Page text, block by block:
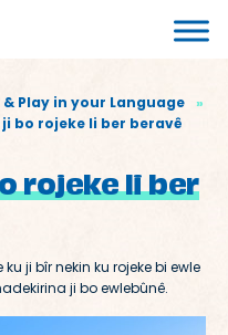
& Play in your Language »
bo rojeke li ber beravê
rojeke li ber
ji bîr nekin ku rojeke bi ewle
ji bo ewlebûnê.